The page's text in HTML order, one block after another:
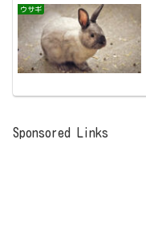
ウサギ
Sponsored Links